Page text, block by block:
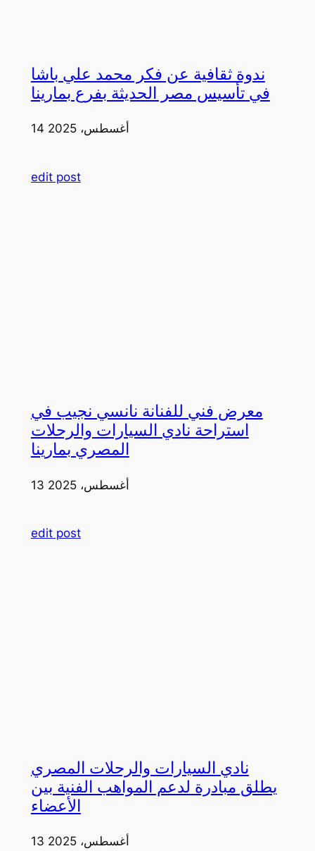
ندوة ثقافية عن فكر محمد علي باشا
في تأسيس مصر الحديثة بفرع بمارينا
14 أغسطس، 2025
edit post
معرض فني للفنانة نانسي نجيب في
استراحة نادي السيارات والرحلات
المصري بمارينا
13 أغسطس، 2025
edit post
نادي السيارات والرحلات المصري
يطلق مبادرة لدعم المواهب الفنية بين
الأعضاء
13 أغسطس، 2025